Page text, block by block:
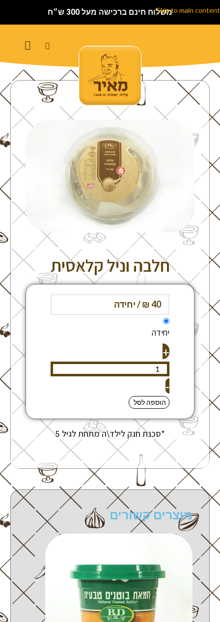
Skip to main contentמשלוח חינם ברכישה מעל 300 ש״ח
חלבה וניל קלאסית
יחידה
+
-
הוספה לסל
*סכנת חנק לילד\ה מתחת לגיל 5
מוצרים קשורים